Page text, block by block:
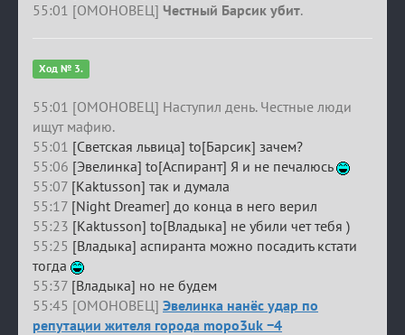
55:01 [ОМОНОВЕЦ] Честный Барсик убит.
Ход № 3.
55:01 [ОМОНОВЕЦ] Наступил день. Честные люди
ищут мафию.
55:01 [Светская львица] to[Барсик] зачем?
55:06 [Эвелинка] to[Аспирант] Я и не печалюсь
55:07 [Kaktusson] так и думала
55:17 [Night Dreamer] до конца в него верил
55:23 [Kaktusson] to[Владыка] не убили чет тебя )
55:25 [Владыка] аспиранта можно посадить кстати
тогда
55:37 [Владыка] но не будем
55:45 [ОМОНОВЕЦ] Эвелинка нанёс удар по
репутации жителя города mopo3uk −4